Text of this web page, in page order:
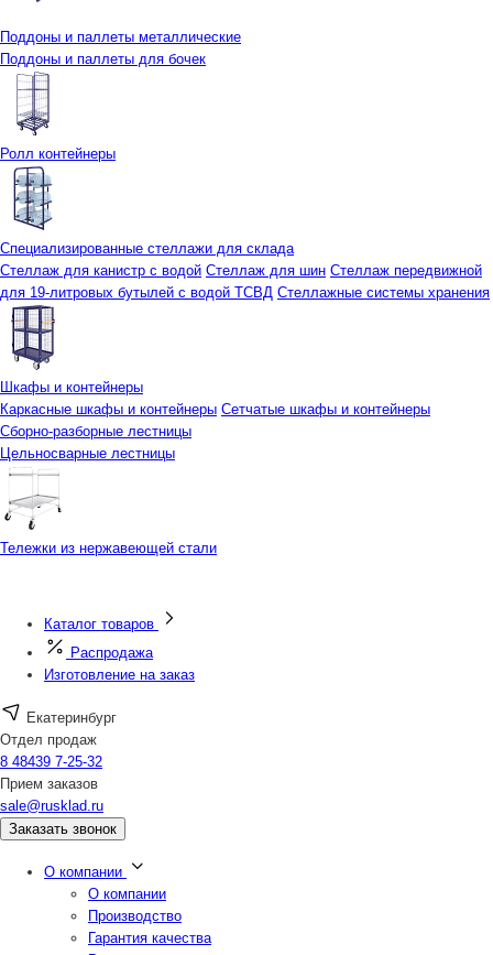
Поддоны и паллеты металлические
Поддоны и паллеты для бочек
Ролл контейнеры
Специализированные стеллажи для склада
Стеллаж для канистр с водой Стеллаж для шин Стеллаж передвижной
для 19-литровых бутылей с водой ТСВД Стеллажные системы хранения
Шкафы и контейнеры
Каркасные шкафы и контейнеры Сетчатые шкафы и контейнеры
Сборно-разборные лестницы
Цельносварные лестницы
Тележки из нержавеющей стали
Каталог товаров
Распродажа
Изготовление на заказ
Екатеринбург
Отдел продаж
8 48439 7-25-32
Прием заказов
sale@rusklad.ru
Заказать звонок
О компании
О компании
Производство
Гарантия качества